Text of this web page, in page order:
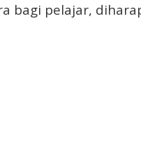
bagi pelajar,